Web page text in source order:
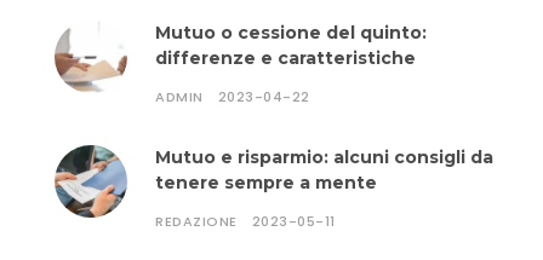
Mutuo o cessione del quinto:
differenze e caratteristiche
ADMIN 2023-04-22
Mutuo e risparmio: alcuni consigli da
tenere sempre a mente
REDAZIONE 2023-05-11